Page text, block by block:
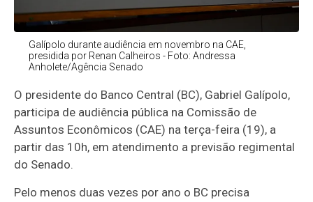
Galípolo durante audiência em novembro na CAE,
presidida por Renan Calheiros - Foto: Andressa
Anholete/Agência Senado
O presidente do Banco Central (BC), Gabriel Galípolo,
participa de audiência pública na Comissão de
Assuntos Econômicos (CAE) na terça-feira (19), a
partir das 10h, em atendimento a previsão regimental
do Senado.
Pelo menos duas vezes por ano o BC precisa